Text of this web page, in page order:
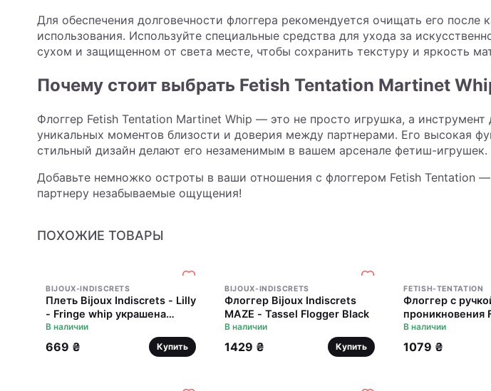
Для обеспечения долговечности флоггера рекомендуется очищать его после
использования. Используйте специальные средства для ухода за
сухом и защищенном от света месте, чтобы сохранить текстуру и яркость
Почему стоит выбрать Fetish Tentation Martinet
Флоггер Fetish Tentation Martinet Whip — это не просто игрушка, а инструмент
уникальных моментов близости и доверия между партнерами. Его высокая
стильный дизайн делают его незаменимым в вашем арсенале фетиш-игрушек.
Добавьте немножко остроты в ваши отношения с флоггером Fetish Tentation
партнеру незабываемые ощущения!
ПОХОЖИЕ ТОВАРЫ
BIJOUX-INDISCRETS
Плеть Bijoux Indiscrets - Lilly
- Fringe whip украшена
шнуром и бантиком, в
подарочной упаковке
В наличии
669 ₴ Купить
BIJOUX-INDISCRETS
Флоггер Bijoux Indiscrets
MAZE - Tassel Flogger Black
В наличии
1429 ₴ Купить
FETISH-TENTATION
Флоггер с
проникновения
Tentation Whip
Handle
В наличии
1079 ₴